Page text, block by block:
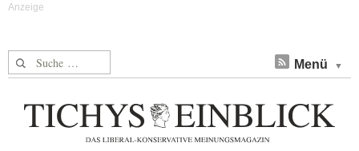
Suche nach: Menü